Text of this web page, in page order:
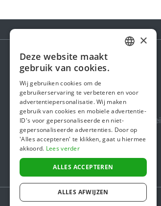
Steunactie
Over ons
In de media
Veiligheid &
Algemene voorwaarden
Privacybeleid
Cookiebeleid
ENGLISH
×
Deze website maakt
gebruik van cookies.
Wij gebruiken cookies om de
gebruikerservaring te verbeteren en voor
advertentiepersonalisatie. Wij maken
gebruik van cookies en mobiele advertentie-
ID's voor gepersonaliseerde en niet-
gepersonaliseerde advertenties. Door op
'Alles accepteren' te klikken, gaat u hiermee
akkoord. Lees verder
ALLES ACCEPTEREN
ALLES AFWIJZEN